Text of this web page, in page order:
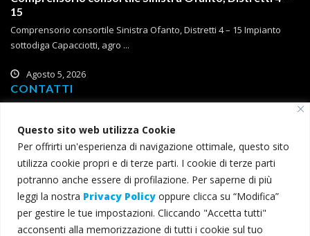
Questo sito web utilizza Cookie
Per offrirti un'esperienza di navigazione ottimale, questo sito
utilizza cookie propri e di terze parti. I cookie di terze parti
potranno anche essere di profilazione. Per saperne di più
leggi la nostra Privacy Policy oppure clicca su “Modifica”
per gestire le tue impostazioni. Cliccando "Accetta tutti"
acconsenti alla memorizzazione di tutti i cookie sul tuo
15
Comprensorio consortile Sinistra Ofanto, Distretti 4 – 15 Impianto
sottodiga Capacciotti, agro ...
Agosto 5, 2026
CONTATTI
71121 Foggia
T (+39) 0881 785 111
F (+39) 0881 774 634
consorzio@bonificacapitanata.it
consorzio@pec.bonificacapitanata.it